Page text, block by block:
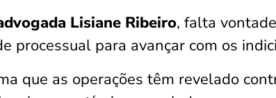
Lisiane Ribeiro, falta
processual para avançar com os
que as operações têm revelado